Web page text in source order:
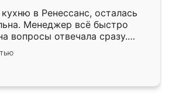
в Ренессанс, осталась
Менеджер всё быстро
вопросы отвечала сразу.
в субботу, подошёл к
ответственностью. Собрали
работали аккуратно, даже